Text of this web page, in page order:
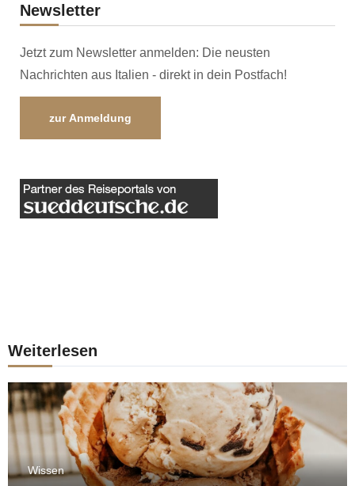
Newsletter
Jetzt zum Newsletter anmelden: Die neusten
Nachrichten aus Italien - direkt in dein Postfach!
zur Anmeldung
Weiterlesen
Wissen